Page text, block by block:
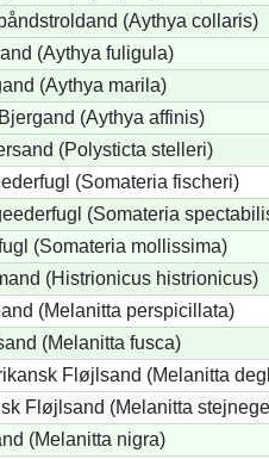
(Aythya collaris)
(Aythya fuligula)
(Aythya marila)
(Aythya affinis)
(Polysticta stelleri)
(Somateria fischeri)
(Somateria
(Somateria mollissima)
(Histrionicus histrionicus)
(Melanitta perspicillata)
(Melanitta fusca)
Fløjlsand (Melanitta
Fløjlsand (Melanitta
(Melanitta nigra)